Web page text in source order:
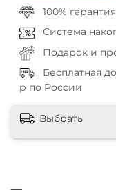
100%
Система
Подарок и
Бесплатная
р по России
Выбрать